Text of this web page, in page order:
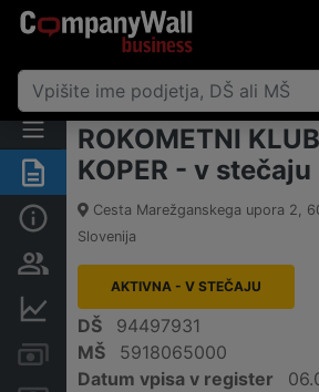
Povzetek
Osnovni podatki
Odgovorne osebe in lastništvo
Finančni podatki
Računi in blokade
ROKOMETNI
KOPER - v stečaju
Cesta Marežganskega upora 2,
Slovenija
AKTIVNA - V STEČAJU
DŠ
94497931
MŠ
5918065000
Datum vpisa v register